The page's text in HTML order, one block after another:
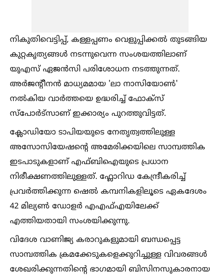
നികുതിവെട്ടിപ്പ്, കള്ളപ്പണം വെളുപ്പിക്കല്‍ തുടങ്ങിയ
കുറ്റകൃത്യങ്ങള്‍ നടന്നുവെന്ന സംശയത്തിലാണ്
യുഎസ് ഏജൻസി പരിശോധന നടത്തുന്നത്.
അർജന്റീനൻ മാധ്യമമായ 'ലാ നാസിയോണ്‍'
നല്‍കിയ വാർത്തയെ ഉദ്ധരിച്ച്‌ ഫോക്സ്
സ്പോർട്സാണ് ഇക്കാര്യം പുറത്തുവിട്ടത്.
ക്ലോഡിയോ ടാപിയയുടെ നേതൃത്വത്തിലുള്ള
അസോസിയേഷന്റെ അമേരിക്കയിലെ സാമ്പത്തിക
ഇടപാടുകളാണ് എഫ്ബിഐയുടെ പ്രധാന
നിരീക്ഷണത്തിലുള്ളത്. ഫ്ലോറിഡ കേന്ദ്രീകരിച്ച്‌
പ്രവർത്തിക്കുന്ന ഷെല്‍ കമ്പനികളിലൂടെ ഏകദേശം
42 മില്യണ്‍ ഡോളർ എഎഫ്‌എയിലേക്ക്
എത്തിയതായി സംശയിക്കുന്നു.
വിദേശ വാണിജ്യ കരാറുകളുമായി ബന്ധപ്പെട്ട
സാമ്പത്തിക ക്രമക്കേടുകളെക്കുറിച്ചുള്ള വിവരങ്ങള്‍
ശേഖരിക്കുന്നതിന്റെ ഭാഗമായി ബിസിനസുകാരനായ